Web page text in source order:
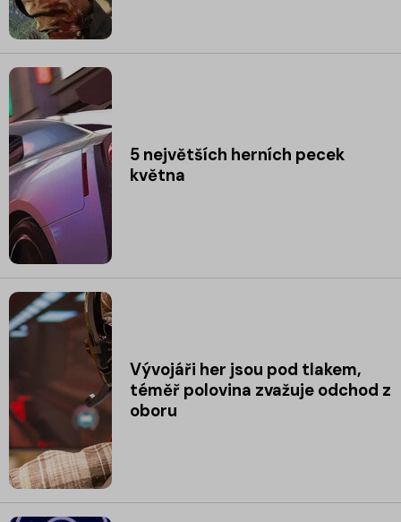
5 největších herních pecek
května
Vývojáři her jsou pod tlakem,
téměř polovina zvažuje odchod z
oboru